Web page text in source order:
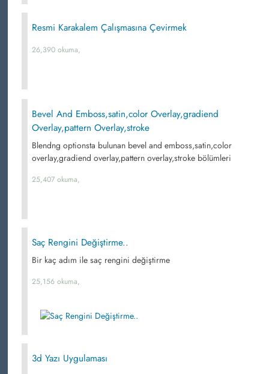
Resmi Karakalem Çalışmasına Çevirmek
26,390 okuma,
Bevel And Emboss,satin,color Overlay,gradiend
Overlay,pattern Overlay,stroke
Blendng optionsta bulunan bevel and emboss,satin,color
overlay,gradiend overlay,pattern overlay,stroke bölümleri
25,407 okuma,
Saç Rengini Değiştirme..
Bir kaç adım ile saç rengini değiştirme
25,156 okuma,
3d Yazı Uygulaması